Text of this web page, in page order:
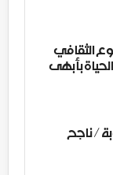
الثقافي
بأبهى
/ ناجح